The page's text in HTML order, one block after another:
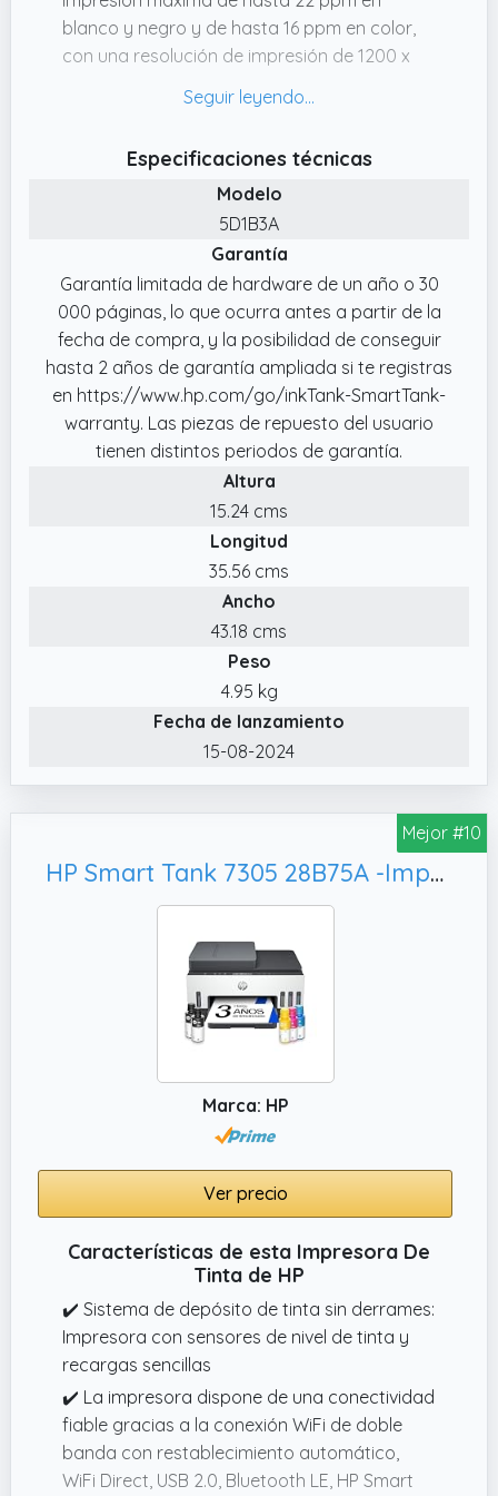
blanco y negro y de hasta 16 ppm en color,
con una resolución de impresión de 1200 x
impresora HP Smart Tank entre el 01/03/2026
✔️ Imprime a un coste extraordinariamente
bajo con hasta tres años de Tinta Original HP
incluida en la impresora
✔️ Esta impresora es compatible con las
botellas de tinta originales HP, 1VU27AE
Botella de tinta Original HP 31 magenta 70 ml,
1VU28AE Botella de tinta Original HP 31
amarilla 70 ml, 1VV24AE Botella de tinta
Original HP 32XL negra de 135 ml, M0H50A
Cabezal de impresión Original HP negro,
6ZA18AE Cabezal de impresión Original HP
✔️ Dispone de una conectividad fiable
gracias a la conexión WiFi integrada de 2,4 G
con capacidades de recuperación
automática, WiFi Direct, Bluetooth de baja
energía, 1 USB 2.0 de alta velocidad
Especificaciones técnicas
Modelo
5D1B3A
Garantía
Garantía limitada de hardware de un año o 30
000 páginas, lo que ocurra antes a partir de la
fecha de compra, y la posibilidad de conseguir
hasta 2 años de garantía ampliada si te registras
en https://www.hp.com/go/inkTank-SmartTank-
warranty. Las piezas de repuesto del usuario
tienen distintos periodos de garantía.
Altura
15.24 cms
Longitud
35.56 cms
Ancho
43.18 cms
Peso
4.95 kg
Fecha de lanzamiento
15-08-2024
Mejor #10
HP Smart Tank 7305 28B75A -Impresora A4 Multifunción con Deposito de Tinta Recargable, Blanca y Gris Oscuro
Marca: HP
Ver precio
Características de esta Impresora De
Tinta de HP
✔️ Sistema de depósito de tinta sin derrames:
Impresora con sensores de nivel de tinta y
recargas sencillas
✔️ La impresora dispone de una conectividad
fiable gracias a la conexión WiFi de doble
banda con restablecimiento automático,
WiFi Direct, USB 2.0, Bluetooth LE, HP Smart